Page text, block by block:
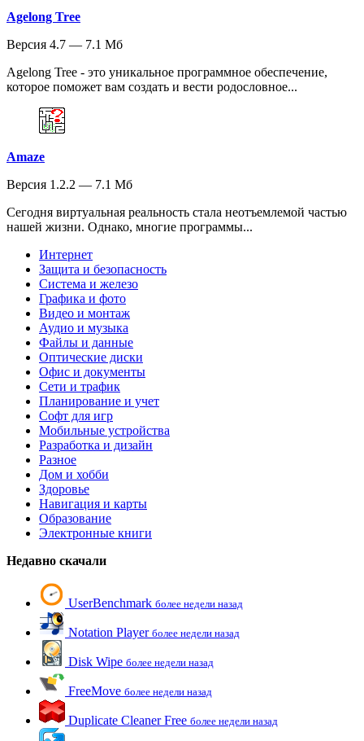
Agelong Tree
Версия 4.7 — 7.1 Мб
Agelong Tree - это уникальное программное обеспечение,
которое поможет вам создать и вести родословное...
Amaze
Версия 1.2.2 — 7.1 Мб
Сегодня виртуальная реальность стала неотъемлемой частью
нашей жизни. Однако, многие программы...
Интернет
Защита и безопасность
Система и железо
Графика и фото
Видео и монтаж
Аудио и музыка
Файлы и данные
Оптические диски
Офис и документы
Сети и трафик
Планирование и учет
Софт для игр
Мобильные устройства
Разработка и дизайн
Разное
Дом и хобби
Здоровье
Навигация и карты
Образование
Электронные книги
Недавно скачали
UserBenchmark более недели назад
Notation Player более недели назад
Disk Wipe более недели назад
FreeMove более недели назад
Duplicate Cleaner Free более недели назад